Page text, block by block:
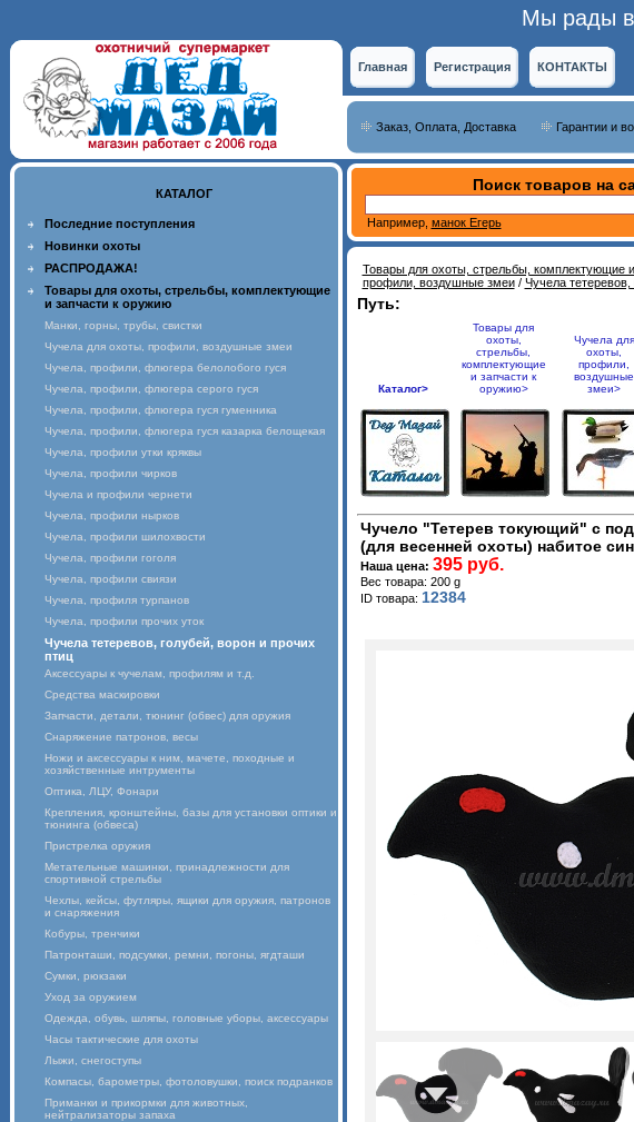
Мы рады
Главная Регистрация КОНТАКТЫ
Заказ, Оплата, Доставка Гарантии и
КАТАЛОГ
Последние поступления
Новинки охоты
РАСПРОДАЖА!
Товары для охоты, стрельбы, комплектующие
и запчасти к оружию
Манки, горны, трубы, свистки
Чучела для охоты, профили, воздушные змеи
Чучела, профили, флюгера белолобого гуся
Чучела, профили, флюгера серого гуся
Чучела, профили, флюгера гуся гуменника
Чучела, профили, флюгера гуся казарка белощекая
Чучела, профили утки кряквы
Чучела, профили чирков
Чучела и профили чернети
Чучела, профили нырков
Чучела, профили шилохвости
Чучела, профили гоголя
Чучела, профили свиязи
Чучела, профиля турпанов
Чучела, профили прочих уток
Чучела тетеревов, голубей, ворон и прочих
птиц
Аксессуары к чучелам, профилям и т.д.
Средства маскировки
Запчасти, детали, тюнинг (обвес) для оружия
Снаряжение патронов, весы
Ножи и аксессуары к ним, мачете, походные и
хозяйственные интрументы
Оптика, ЛЦУ, Фонари
Крепления, кронштейны, базы для установки оптики и
тюнинга (обвеса)
Пристрелка оружия
Метательные машинки, принадлежности для
спортивной стрельбы
Чехлы, кейсы, футляры, ящики для оружия, патронов
и снаряжения
Кобуры, тренчики
Патронташи, подсумки, ремни, погоны, ягдташи
Сумки, рюкзаки
Уход за оружием
Одежда, обувь, шляпы, головные уборы, аксессуары
Часы тактические для охоты
Лыжи, снегоступы
Компасы, барометры, фотоловушки, поиск подранков
Приманки и прикормки для животных,
нейтрализаторы запаха
Поиск товаров на
Например, манок Егерь
Товары для охоты, стрельбы, комплектующие
профили, воздушные змеи/ Чучела
Путь:
Каталог>
Товары для
охоты,
стрельбы,
комплектующие
и запчасти к
оружию>
Чучела для
охоты,
профили,
воздушные
змеи>
Чучело "Тетерев токующий" с
(для весенней охоты) набитое
Наша цена: 395 руб.
Вес товара: 200 g
ID товара: 12384